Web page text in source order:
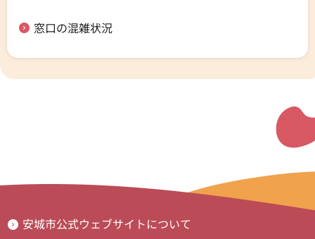
窓口の混雑状況
安城市公式ウェブサイトについて